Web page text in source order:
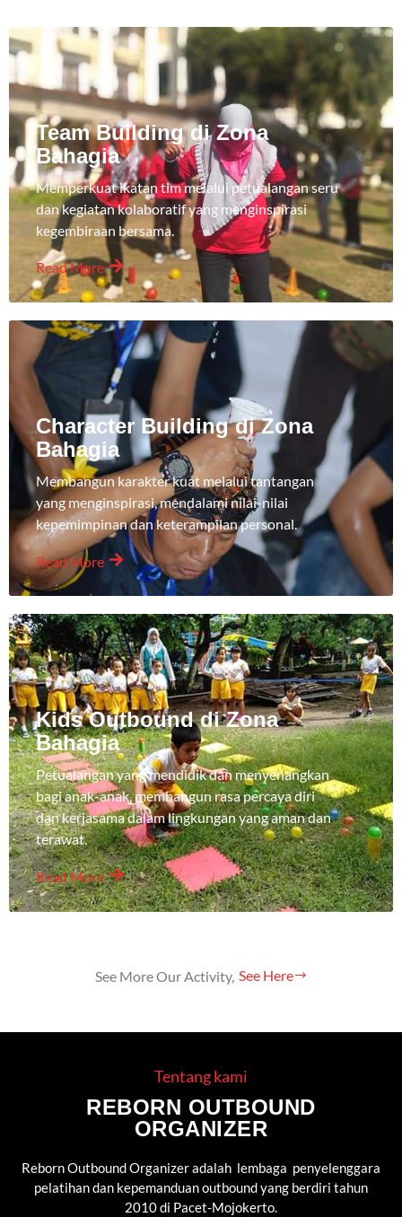
Team Building di Zona
Bahagia
Memperkuat ikatan tim melalui petualangan seru
dan kegiatan kolaboratif yang menginspirasi
kegembiraan bersama.
Read More
Character Building di Zona
Bahagia
Membangun karakter kuat melalui tantangan
yang menginspirasi, mendalami nilai-nilai
kepemimpinan dan keterampilan personal.
Read More
Kids Outbound di Zona
Bahagia
Petualangan yang mendidik dan menyenangkan
bagi anak-anak, membangun rasa percaya diri
dan kerjasama dalam lingkungan yang aman dan
terawat.
Read More
See More Our Activity, See Here
Tentang kami
REBORN OUTBOUND
ORGANIZER
Reborn Outbound Organizer adalah lembaga penyelenggara
pelatihan dan kepemanduan outbound yang berdiri tahun
2010 di Pacet-Mojokerto.